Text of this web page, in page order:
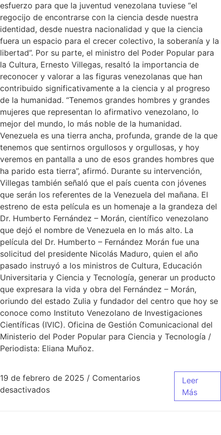
esfuerzo para que la juventud venezolana tuviese “el
regocijo de encontrarse con la ciencia desde nuestra
identidad, desde nuestra nacionalidad y que la ciencia
fuera un espacio para el crecer colectivo, la soberanía y la
libertad”. Por su parte, el ministro del Poder Popular para
la Cultura, Ernesto Villegas, resaltó la importancia de
reconocer y valorar a las figuras venezolanas que han
contribuido significativamente a la ciencia y al progreso
de la humanidad. “Tenemos grandes hombres y grandes
mujeres que representan lo afirmativo venezolano, lo
mejor del mundo, lo más noble de la humanidad.
Venezuela es una tierra ancha, profunda, grande de la que
tenemos que sentirnos orgullosos y orgullosas, y hoy
veremos en pantalla a uno de esos grandes hombres que
ha parido esta tierra”, afirmó. Durante su intervención,
Villegas también señaló que el país cuenta con jóvenes
que serán los referentes de la Venezuela del mañana. El
estreno de esta película es un homenaje a la grandeza del
Dr. Humberto Fernández – Morán, científico venezolano
que dejó el nombre de Venezuela en lo más alto. La
película del Dr. Humberto – Fernández Morán fue una
solicitud del presidente Nicolás Maduro, quien el año
pasado instruyó a los ministros de Cultura, Educación
Universitaria y Ciencia y Tecnología, generar un producto
que expresara la vida y obra del Fernández – Morán,
oriundo del estado Zulia y fundador del centro que hoy se
conoce como Instituto Venezolano de Investigaciones
Científicas (IVIC). Oficina de Gestión Comunicacional del
Ministerio del Poder Popular para Ciencia y Tecnología /
Periodista: Eliana Muñoz.
19 de febrero de 2025 / Comentarios
desactivados
Leer
Más